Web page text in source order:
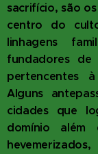
sacrifício, são
centro do
linhagens
fundadores
pertencentes
Alguns
cidades que
domínio além